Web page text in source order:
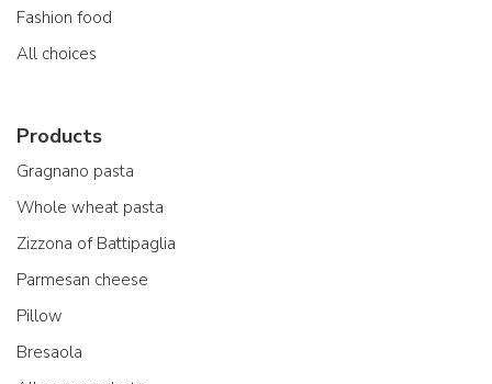
Fashion food
All choices
Products
Gragnano pasta
Whole wheat pasta
Zizzona of Battipaglia
Parmesan cheese
Pillow
Bresaola